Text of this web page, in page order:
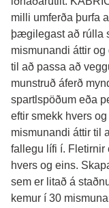
milli umferða þurfa
þægilegast að rúlla
mismunandi áttir
til að passa að
munstruð áferð
spartlspöðum eða
eftir smekk hvers
mismunandi áttir til
fallegu lífi í. Fletirnir
hvers og eins.
sem er litað á
kemur í 30